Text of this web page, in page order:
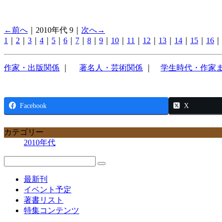
←前へ ｜2010年代 9｜ 次へ→
1
2 3 4 5 6 7 8 9 10 11 12 13 14 15 16
作家・出版関係 著名人・芸術関係 学生時代・作家
Facebook X
カテゴリー
2010年代
最新刊
イベント予定
著書リスト
特集コンテンツ